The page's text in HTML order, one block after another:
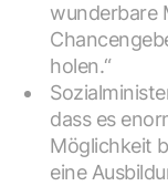
wunderbare
holen.“
dass es
Möglichkeit
eine